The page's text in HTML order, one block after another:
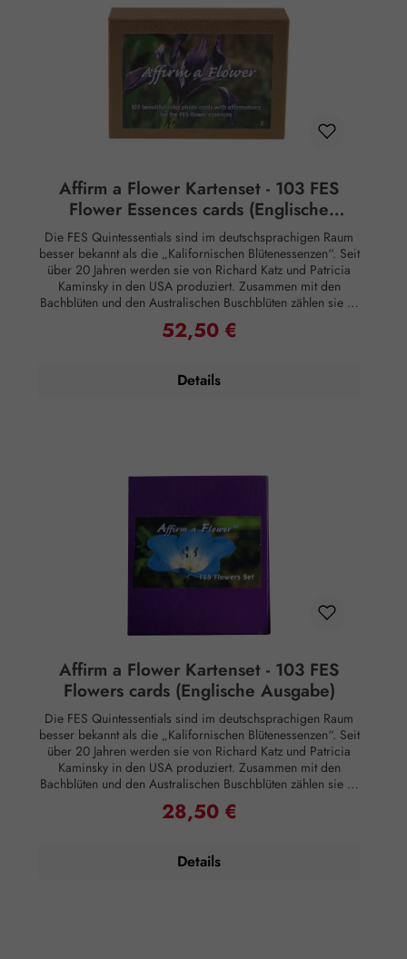
Affirm a Flower Kartenset - 103 FES
Flower Essences cards (Englische
Ausgabe)
Die FES Quintessentials sind im deutschsprachigen Raum
besser bekannt als die „Kalifornischen Blütenessenzen“. Seit
über 20 Jahren werden sie von Richard Katz und Patricia
Kaminsky in den USA produziert. Zusammen mit den
Bachblüten und den Australischen Buschblüten zählen sie zu
den renommiertesten Blütenessenzen weltweit. Ihr Sortiment
umfasst eine vielfältige Auswahl an Pflanzen, von denen
Blütenessenzen in einer stabilen Pappbox. 103 farbige
nachgewiesene Wirkung auf Körper oder Psyche. Alle
Aspekte wie Aura, Meridiane, Chakren etc.
Regulärer Preis:
52,50 €
Details
Affirm a Flower Kartenset - 103 FES
Flowers cards (Englische Ausgabe)
Die FES Quintessentials sind im deutschsprachigen Raum
besser bekannt als die „Kalifornischen Blütenessenzen“. Seit
über 20 Jahren werden sie von Richard Katz und Patricia
Kaminsky in den USA produziert. Zusammen mit den
Bachblüten und den Australischen Buschblüten zählen sie zu
den renommiertesten Blütenessenzen weltweit. Ihr Sortiment
umfasst eine vielfältige Auswahl an Pflanzen, von denen
Blütenessenzen in einer stabilen Pappbox. Das Set enthält
Regulärer Preis:
28,50 €
Details